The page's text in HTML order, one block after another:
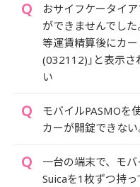
おサイフケータイ
ができませんでし
等運賃精算後にカー
(032112)」と表示
い
モバイルPASMOを
カーが開錠できない
一台の端末で、モ
Suicaを1枚ずつ持